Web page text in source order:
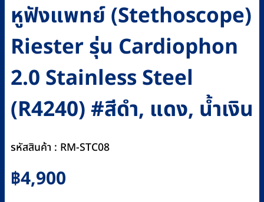
หูฟังแพทย์ (Stethoscope)
Riester รุ่น Cardiophon
2.0 Stainless Steel
(R4240) #สีดำ, แดง, น้ำเงิน
รหัสสินค้า : RM-STC08
฿4,900